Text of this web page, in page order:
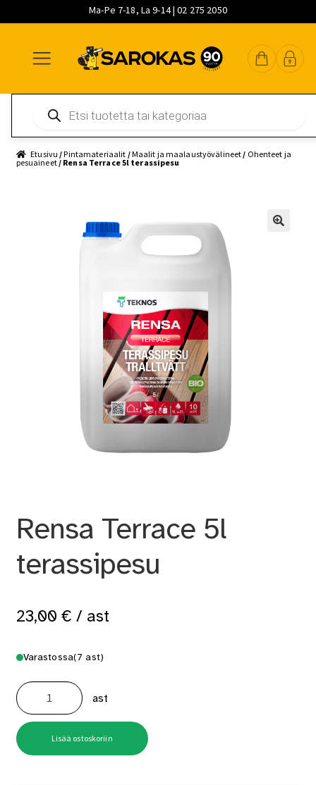
Ma-Pe 7-18, La 9-14 | 02 275 2050
navigointiin
sisältöön
pääsisältöön
search
Etusivu /Pintamateriaalit /Maalit ja maalaustyövälineet / Ohenteet ja
pesuaineet/ Rensa Terrace 5l terassipesu
Rensa Terrace 5l
terassipesu
23,00 € / ast
Varastossa(7 ast)
Rensa
Terrace
5l
terassipesu
määrä
ast
Lisää ostoskoriin